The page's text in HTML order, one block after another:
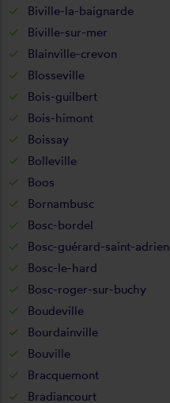
Biville-la-baignarde
Biville-sur-mer
Blainville-crevon
Blosseville
Bois-guilbert
Bois-himont
Boissay
Bolleville
Boos
Bornambusc
Bosc-bordel
Bosc-guérard-saint-adrien
Bosc-le-hard
Bosc-roger-sur-buchy
Boudeville
Bourdainville
Bouville
Bracquemont
Bradiancourt